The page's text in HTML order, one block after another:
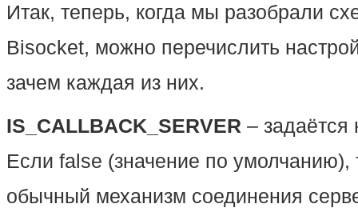
Итак, теперь, когда мы разобрали
Bisocket, можно перечислить
зачем каждая из них.
IS_CALLBACK_SERVER – задаётся
Если false (значение по умолчанию),
обычный механизм соединения